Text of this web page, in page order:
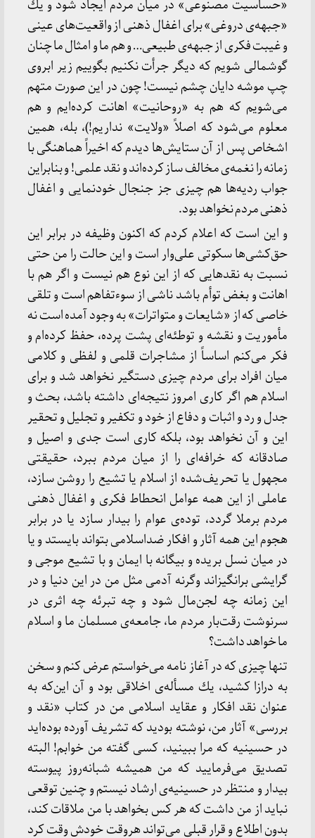
«حساسیت مصنوعی» در میان مردم ایجاد شود و یك
«جبهه‌ی دروغی» برای اغفال ذهنی از واقعیت‌های عینی
و غیبت فكری از جبهه‌ی طبیعی… و هم ما و امثال ما چنان
گوشمالی شویم كه دیگر جرأت نكنیم بگوییم زیر ابروی
چپ موشه دایان چشم نیست! چون در این صورت متهم
می‌شویم كه هم به «روحانیت» اهانت كرده‌ایم و هم
معلوم می‌شود كه اصلاً «ولایت» نداریم!)، بله، همین
اشخاص پس از آن ستایش‌ها دیدم که اخیراً هماهنگی با
زمانه را نغمه‌ی مخالف ساز كرده‌اند و نقد علمی! و بنابراین
جواب ردیه‌ها هم چیزی جز جنجال خودنمایی و اغفال
ذهنی مردم نخواهد بود.
و این است كه اعلام كردم كه اكنون وظیفه در برابر این
حق‌كشی‌ها سكوتی علی‌وار است و این حالت را من حتی
نسبت به نقدهایی كه از این نوع هم نیست و اگر هم با
اهانت و بغض توأم باشد ناشی از سوءتفاهم است و تلقی
خاصی كه از «شایعات و متواترات» به وجود آمده است نه
مأموریت و نقشه و توطئه‌ای پشت پرده، حفظ كرده‌ام و
فكر می‌كنم اساساً از مشاجرات قلمی و لفظی و كلامی
میان افراد برای مردم چیزی دستگیر نخواهد شد و برای
اسلام هم اگر كاری امروز نتیجه‌ای داشته باشد، بحث و
جدل و رد و اثبات و دفاع از خود و تكفیر و تجلیل و تحقیر
این و آن نخواهد بود، بلكه كاری است جدی و اصیل و
صادقانه كه خرافه‌ای را از میان مردم ببرد، حقیقتی
مجهول یا تحریف‌شده از اسلام یا تشیع را روشن سازد،
عاملی از این همه عوامل انحطاط فكری و اغفال ذهنی
مردم برملا گردد، توده‌ی عوام را بیدار سازد یا در برابر
هجوم این همه آثار و افكار ضداسلامی بتواند بایستد و یا
در میان نسل بریده و بیگانه با ایمان و با تشیع موجی و
گرایشی برانگیزاند وگرنه آدمی مثل من در این دنیا و در
این زمانه چه لجن‌مال شود و چه تبرئه چه اثری در
سرنوشت رقت‌بار مردم ما، جامعه‌ی مسلمان ما و اسلام
ما خواهد داشت؟
تنها چیزی كه در آغاز نامه می‌خواستم عرض كنم و سخن
به درازا كشید، یك مسأله‌ی اخلاقی بود و آن این‌كه به
عنوان نقد افكار و عقاید اسلامی من در كتاب «نقد و
بررسی» آثار من، نوشته بودید كه تشریف آورده بوده‌اید
در حسینیه كه مرا ببینید، كسی گفته من خوابم! البته
تصدیق می‌فرمایید كه من همیشه شبانه‌روز پیوسته
بیدار و منتظر در حسینیه‌ی ارشاد نیستم و چنین توقعی
نباید از من داشت كه هر كس بخواهد با من ملاقات كند،
بدون اطلاع و قرار قبلی می‌تواند هروقت خودش وقت كرد